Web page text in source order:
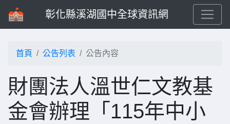
彰化縣溪湖國中全球資訊網
首頁 公告列表 公告內容
財團法人溫世仁文教基
金會辦理「115年中小